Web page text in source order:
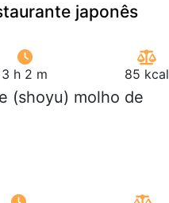
japonês
3 h 2 m 85 kcal
(shoyu) molho de